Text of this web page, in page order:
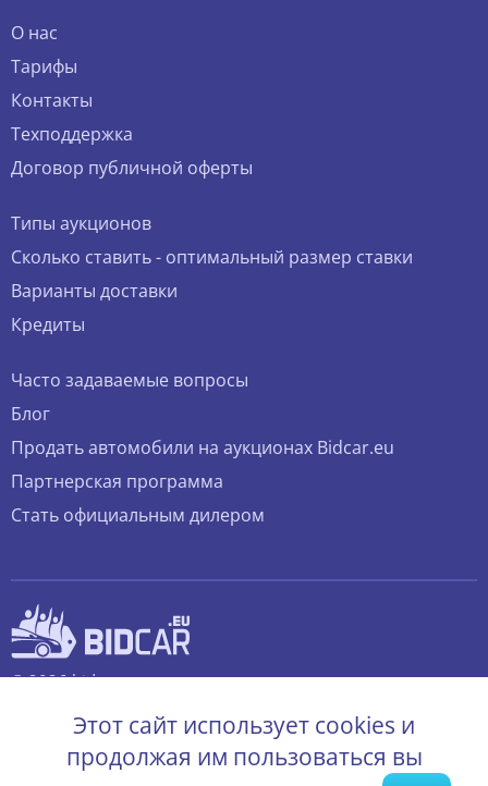
О нас
Тарифы
Контакты
Техподдержка
Договор публичной оферты
Типы аукционов
Сколько ставить - оптимальный размер ставки
Варианты доставки
Кредиты
Часто задаваемые вопросы
Блог
Продать автомобили на аукционах Bidcar.eu
Партнерская программа
Стать официальным дилером
© 2026 bidcar.eu
Этот сайт использует cookies и
продолжая им пользоваться вы